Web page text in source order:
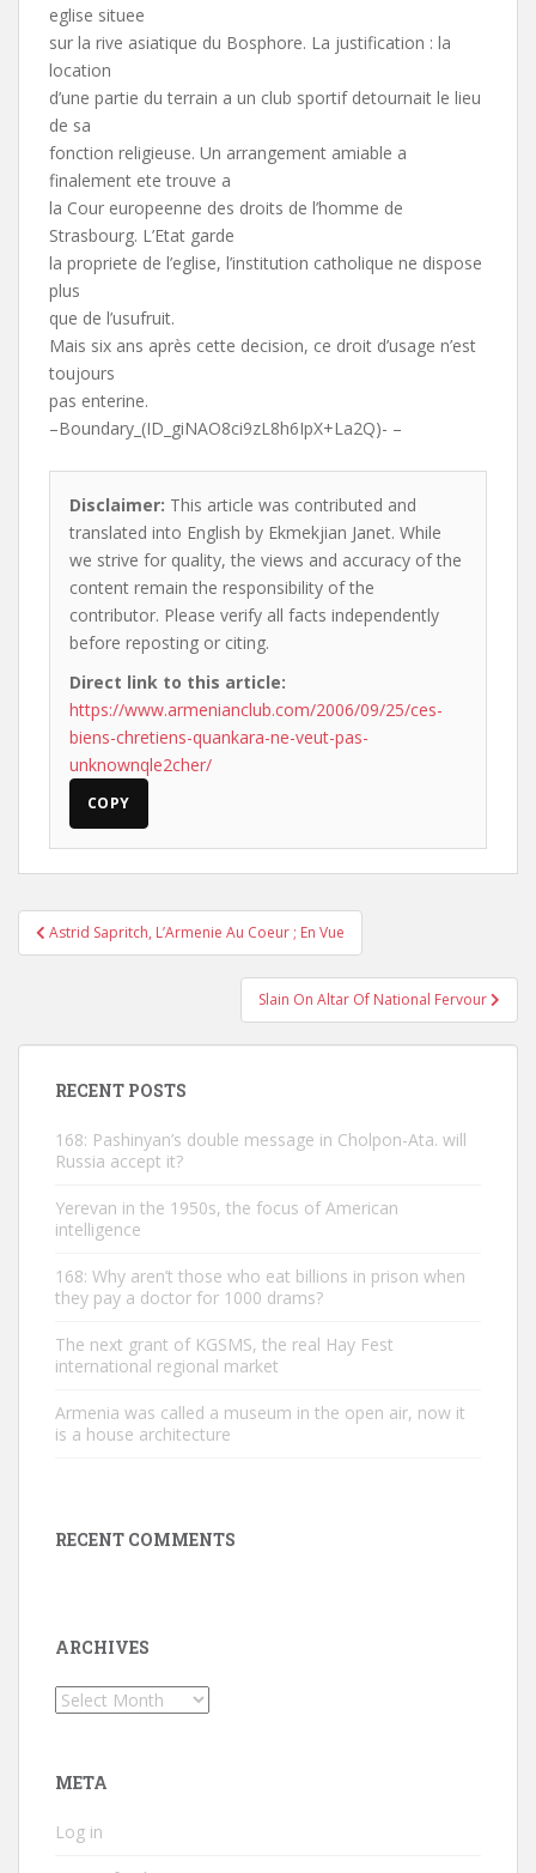
eglise situee
sur la rive asiatique du Bosphore. La justification : la
location
d’une partie du terrain a un club sportif detournait le lieu
de sa
fonction religieuse. Un arrangement amiable a
finalement ete trouve a
la Cour europeenne des droits de l’homme de
Strasbourg. L’Etat garde
la propriete de l’eglise, l’institution catholique ne dispose
plus
que de l’usufruit.
Mais six ans après cette decision, ce droit d’usage n’est
toujours
pas enterine.
–Boundary_(ID_giNAO8ci9zL8h6IpX+La2Q)- –
Disclaimer: This article was contributed and
translated into English by Ekmekjian Janet. While
we strive for quality, the views and accuracy of the
content remain the responsibility of the
contributor. Please verify all facts independently
before reposting or citing.
Direct link to this article:
https://www.armenianclub.com/2006/09/25/ces-
biens-chretiens-quankara-ne-veut-pas-
unknownqle2cher/
COPY
Post
navigation
Astrid Sapritch, L’Armenie Au Coeur ; En Vue
Slain On Altar Of National Fervour
RECENT POSTS
168: Pashinyan’s double message in Cholpon-Ata. will
Russia accept it?
Yerevan in the 1950s, the focus of American
intelligence
168: Why aren’t those who eat billions in prison when
they pay a doctor for 1000 drams?
The next grant of KGSMS, the real Hay Fest
international regional market
Armenia was called a museum in the open air, now it
is a house architecture
RECENT COMMENTS
ARCHIVES
Archives
META
Log in